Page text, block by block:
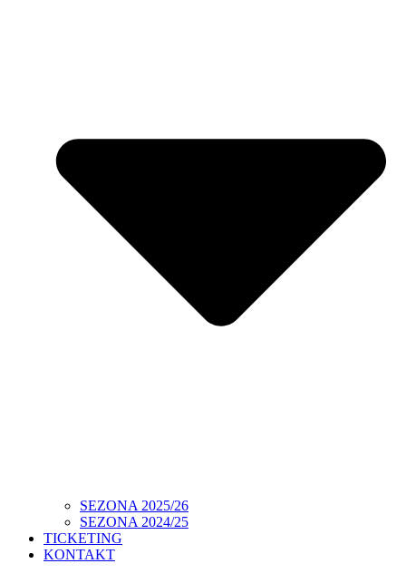
SEZONA 2025/26
SEZONA 2024/25
TICKETING
KONTAKT